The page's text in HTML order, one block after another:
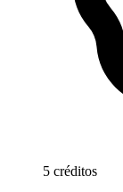
5 créditos